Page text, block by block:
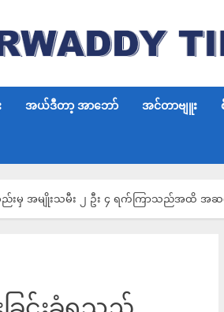
အယ်ဒီတာ့ အာဘော် အင်တာဗျူး
မှ အမျိုးသမီး ၂ ဦး ၄ ရက်ကြာသည်အထိ အ